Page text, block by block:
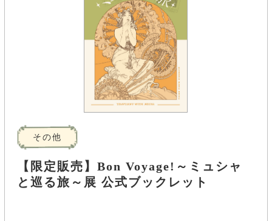
その他
【限定販売】Bon Voyage!～ミュシャ
と巡る旅～展 公式ブックレット